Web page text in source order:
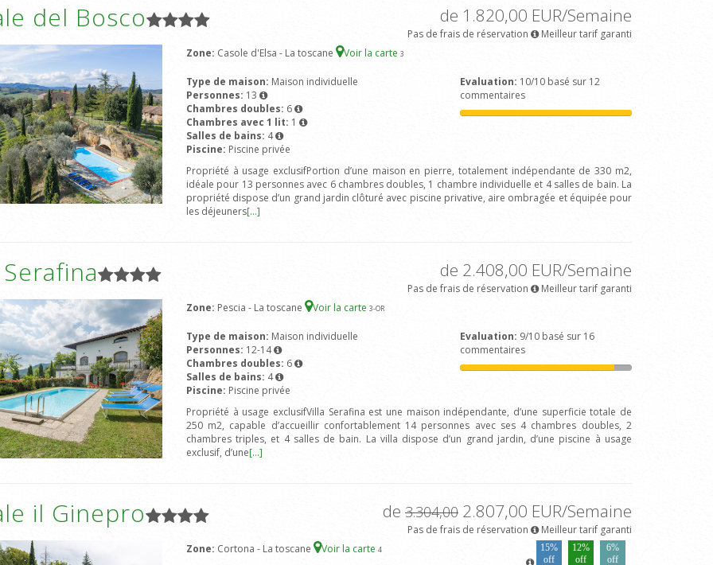
del Bosco de 1.820,00 EUR/Semaine
Pas de frais de réservation
Meilleur tarif garanti
Zone: Casole d'Elsa - La toscane Voir la carte 3
Type de maison: Maison individuelle
Personnes: 13
Chambres doubles: 6
Chambres avec 1 lit: 1
Salles de bains: 4
Piscine: Piscine privée
Evaluation: 10/10 basé sur 12
commentaires
Propriété à usage exclusifPortion d’une maison en pierre, totalement indépendante de 330 m2,
idéale pour 13 personnes avec 6 chambres doubles, 1 chambre individuelle et 4 salles de bain. La
propriété dispose d’un grand jardin clôturé avec piscine privative, aire ombragée et équipée pour
les déjeuners[...]
de 2.408,00 EUR/Semaine
Pas de frais de réservation
Meilleur tarif garanti
Zone: Pescia - La toscane Voir la carte 3-OR
Type de maison: Maison individuelle
Personnes: 12-14
Chambres doubles: 6
Salles de bains: 4
Piscine: Piscine privée
Evaluation: 9/10 basé sur 16
commentaires
Propriété à usage exclusifVilla Serafina est une maison indépendante, d’une superficie totale de
250 m2, capable d’accueillir confortablement 14 personnes avec ses 4 chambres doubles, 2
chambres triples, et 4 salles de bain. La villa dispose d’un grand jardin, d’une piscine à usage
exclusif, d’une[...]
il Ginepro de 3.304,00 2.807,00 EUR/Semaine
Pas de frais de réservation
Meilleur tarif garanti
Zone: Cortona - La toscane Voir la carte 4
15%
off
12%
off
6%
off